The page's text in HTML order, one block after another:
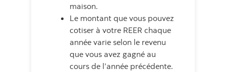
maison.
Le montant que vous pouvez
cotiser à votre REER chaque
année varie selon le revenu
que vous avez gagné au
cours de l’année précédente.